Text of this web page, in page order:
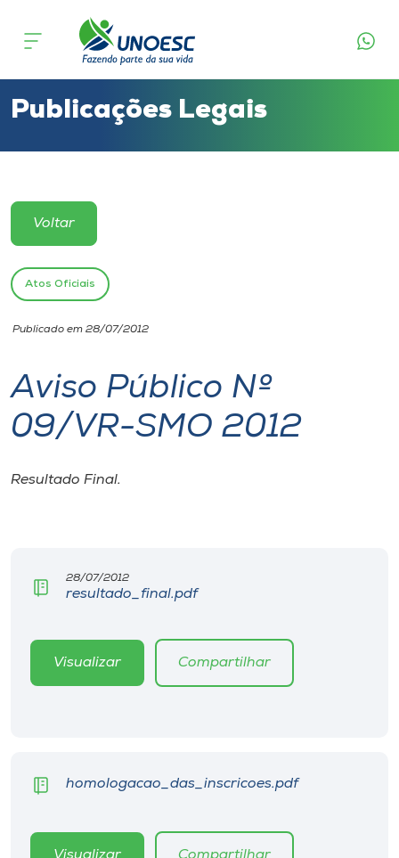
Cursos
Atendimento ao Estudante
Portal de Ensino
Unoesc
Internacionalização
I.nova
CPA
Biblioteca
Publicações Legais
Voltar
Atos Oficiais
Publicado em 28/07/2012
Aviso Público Nº
09/VR-SMO 2012
Resultado Final.
28/07/2012
resultado_final.pdf
Visualizar Compartilhar
homologacao_das_inscricoes.pdf
Visualizar Compartilhar